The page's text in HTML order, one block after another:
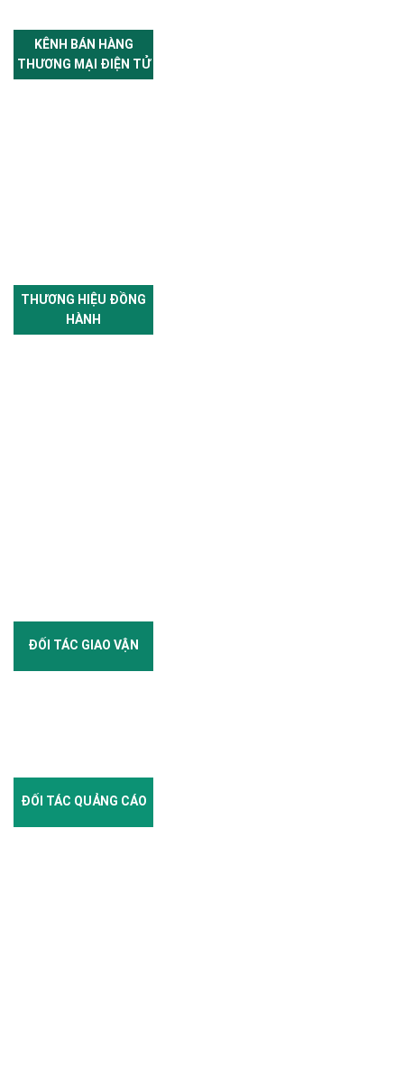
KÊNH BÁN HÀNG
THƯƠNG MẠI ĐIỆN TỬ
THƯƠNG HIỆU ĐỒNG
HÀNH
ĐỐI TÁC GIAO VẬN
ĐỐI TÁC QUẢNG CÁO